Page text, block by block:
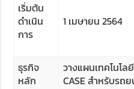
เริ่มต้น
ดำเนิน
การ
1 เมษายน 2564
ธุรกิจ
หลัก
วางแผนเทคโนโล
CASE สำหรับรถ